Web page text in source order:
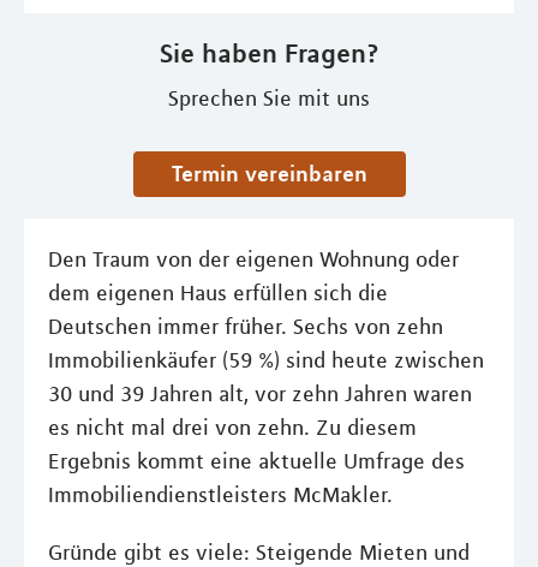
Sie haben Fragen?
Sprechen Sie mit uns
Termin vereinbaren
Den Traum von der eigenen Wohnung oder
dem eigenen Haus erfüllen sich die
Deutschen immer früher. Sechs von zehn
Immobilienkäufer (59 %) sind heute zwischen
30 und 39 Jahren alt, vor zehn Jahren waren
es nicht mal drei von zehn. Zu diesem
Ergebnis kommt eine aktuelle Umfrage des
Immobiliendienstleisters McMakler.
Gründe gibt es viele: Steigende Mieten und